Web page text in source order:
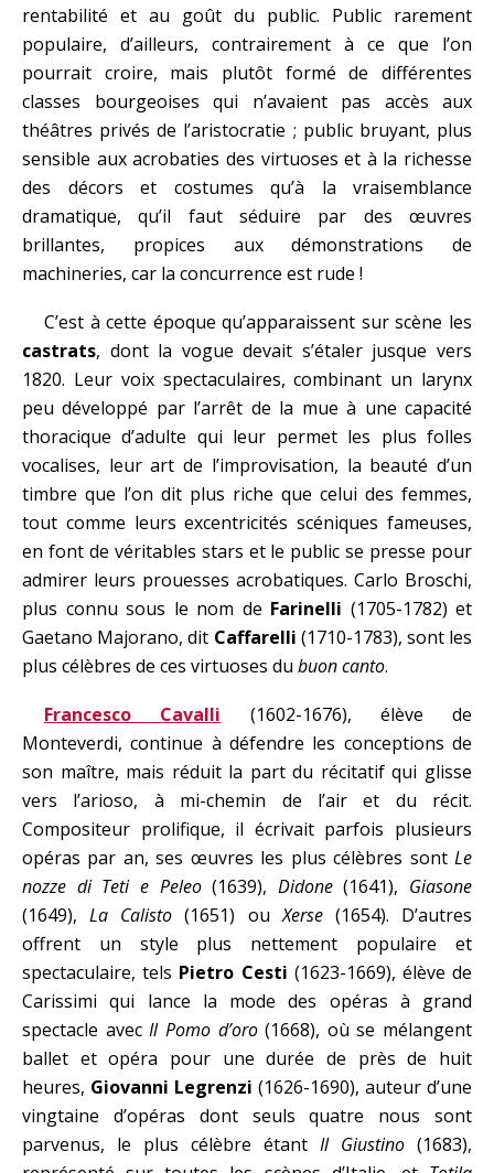
rentabilité et au goût du public. Public rarement
populaire, d’ailleurs, contrairement à ce que l’on
pourrait croire, mais plutôt formé de différentes
classes bourgeoises qui n’avaient pas accès aux
théâtres privés de l’aristocratie ; public bruyant, plus
sensible aux acrobaties des virtuoses et à la richesse
des décors et costumes qu’à la vraisemblance
dramatique, qu’il faut séduire par des œuvres
brillantes, propices aux démonstrations de
machineries, car la concurrence est rude !
C’est à cette époque qu’apparaissent sur scène les
castrats, dont la vogue devait s’étaler jusque vers
1820. Leur voix spectaculaires, combinant un larynx
peu développé par l’arrêt de la mue à une capacité
thoracique d’adulte qui leur permet les plus folles
vocalises, leur art de l’improvisation, la beauté d’un
timbre que l’on dit plus riche que celui des femmes,
tout comme leurs excentricités scéniques fameuses,
en font de véritables stars et le public se presse pour
admirer leurs prouesses acrobatiques. Carlo Broschi,
plus connu sous le nom de Farinelli (1705-1782) et
Gaetano Majorano, dit Caffarelli (1710-1783), sont les
plus célèbres de ces virtuoses du buon canto.
Francesco Cavalli (1602-1676), élève de
Monteverdi, continue à défendre les conceptions de
son maître, mais réduit la part du récitatif qui glisse
vers l’arioso, à mi-chemin de l’air et du récit.
Compositeur prolifique, il écrivait parfois plusieurs
opéras par an, ses œuvres les plus célèbres sont Le
nozze di Teti e Peleo(1639), Didone(1641), Giasone
(1649),La Calisto (1651) ouXerse(1654). D’autres
offrent un style plus nettement populaire et
spectaculaire, tels Pietro Cesti (1623-1669), élève de
Carissimi qui lance la mode des opéras à grand
spectacle avecIl Pomo d’oro(1668), où se mélangent
ballet et opéra pour une durée de près de huit
heures, Giovanni Legrenzi (1626-1690), auteur d’une
vingtaine d’opéras dont seuls quatre nous sont
parvenus, le plus célèbre étant Il Giustino (1683),